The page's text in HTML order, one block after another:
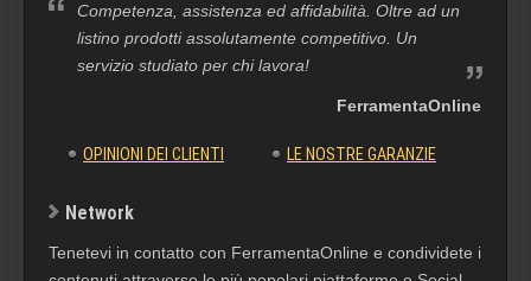
Competenza, assistenza ed affidabilità. Oltre ad un
listino prodotti assolutamente competitivo. Un
servizio studiato per chi lavora!
FerramentaOnline
OPINIONI DEI CLIENTI LE NOSTRE GARANZIE
Network
Tenetevi in contatto con FerramentaOnline e condividete i